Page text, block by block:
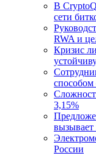
В
сети
RWA и
Кризис
3,15%
вызывает
России